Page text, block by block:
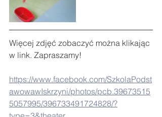
Więcej zdjęć zobaczyć można klikając
w link. Zapraszamy!
https://www.facebook.com/SzkolaPodst
awowawIskrzyni/photos/pcb.39673515
5057995/396733491724828/?